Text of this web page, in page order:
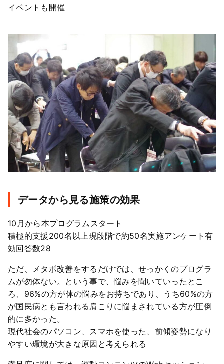
イベントも開催
データから見る施策の効果
10月から本プログラムスタート
積極的支援200名以上現段階で約50名実施アンケート有
効回答数28
ただ、メタボ改善をするだけでは、せっかくのプログラ
ムが勿体ない。という事で、悩みを聞いていったとこ
ろ、96%の方が体の悩みをお持ちであり、うち60%の方
が国民病とも言われる肩こりに悩まされている方が圧倒
的に多かった。
現代社会のパソコン、スマホを使った、前傾姿勢になり
やすい環境が大きな原因と考えられる